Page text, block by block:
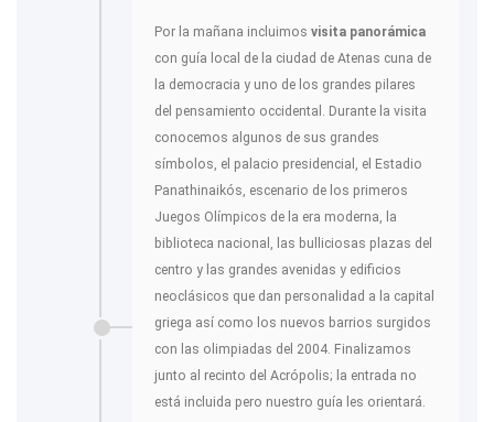
Por la mañana incluimos visita panorámica
con guía local de la ciudad de Atenas cuna de
la democracia y uno de los grandes pilares
del pensamiento occidental. Durante la visita
conocemos algunos de sus grandes
símbolos, el palacio presidencial, el Estadio
Panathinaikós, escenario de los primeros
Juegos Olímpicos de la era moderna, la
biblioteca nacional, las bulliciosas plazas del
centro y las grandes avenidas y edificios
neoclásicos que dan personalidad a la capital
griega así como los nuevos barrios surgidos
con las olimpiadas del 2004. Finalizamos
junto al recinto del Acrópolis; la entrada no
está incluida pero nuestro guía les orientará.